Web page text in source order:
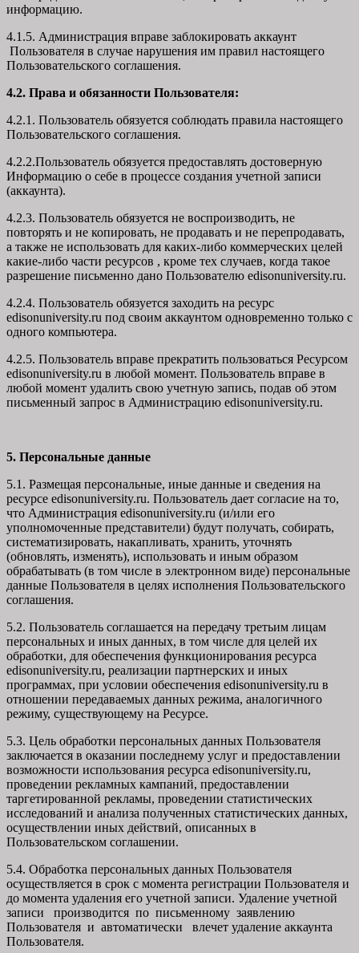
информацию.
4.1.5. Администрация вправе заблокировать аккаунт
Пользователя в случае нарушения им правил настоящего
Пользовательского соглашения.
4.2. Права и обязанности Пользователя:
4.2.1. Пользователь обязуется соблюдать правила настоящего
Пользовательского соглашения.
4.2.2.Пользователь обязуется предоставлять достоверную
Информацию о себе в процессе создания учетной записи
(аккаунта).
4.2.3. Пользователь обязуется не воспроизводить, не
повторять и не копировать, не продавать и не перепродавать,
а также не использовать для каких-либо коммерческих целей
какие-либо части ресурсов , кроме тех случаев, когда такое
разрешение письменно дано Пользователю edisonuniversity.ru.
4.2.4. Пользователь обязуется заходить на ресурс
edisonuniversity.ru под своим аккаунтом одновременно только с
одного компьютера.
4.2.5. Пользователь вправе прекратить пользоваться Ресурсом
edisonuniversity.ru в любой момент. Пользователь вправе в
любой момент удалить свою учетную запись, подав об этом
письменный запрос в Администрацию edisonuniversity.ru.
5. Персональные данные
5.1. Размещая персональные, иные данные и сведения на
ресурсе edisonuniversity.ru. Пользователь дает согласие на то,
что Администрация edisonuniversity.ru (и/или его
уполномоченные представители) будут получать, собирать,
систематизировать, накапливать, хранить, уточнять
(обновлять, изменять), использовать и иным образом
обрабатывать (в том числе в электронном виде) персональные
данные Пользователя в целях исполнения Пользовательского
соглашения.
5.2. Пользователь соглашается на передачу третьим лицам
персональных и иных данных, в том числе для целей их
обработки, для обеспечения функционирования ресурса
edisonuniversity.ru, реализации партнерских и иных
программах, при условии обеспечения edisonuniversity.ru в
отношении передаваемых данных режима, аналогичного
режиму, существующему на Ресурсе.
5.3. Цель обработки персональных данных Пользователя
заключается в оказании последнему услуг и предоставлении
возможности использования ресурса edisonuniversity.ru,
проведении рекламных кампаний, предоставлении
таргетированной рекламы, проведении статистических
исследований и анализа полученных статистических данных,
осуществлении иных действий, описанных в
Пользовательском соглашении.
5.4. Обработка персональных данных Пользователя
осуществляется в срок с момента регистрации Пользователя и
до момента удаления его учетной записи. Удаление учетной
записи производится по письменному заявлению
Пользователя и автоматически влечет удаление аккаунта
Пользователя.